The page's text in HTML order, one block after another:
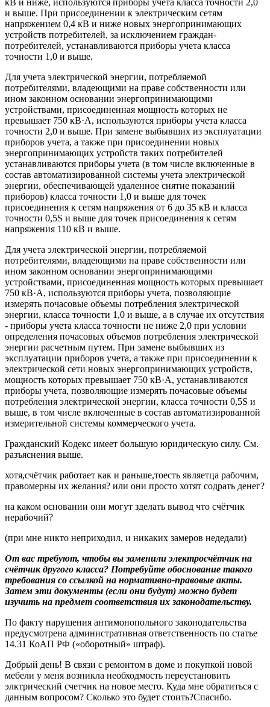
и выше. При присоединении к электрическим сетям
напряжением 0,4 кВ и ниже новых энергопринимающих
устройств потребителей, за исключением граждан-
потребителей, устанавливаются приборы учета класса
точности 1,0 и выше.
Для учета электрической энергии, потребляемой
потребителями, владеющими на праве собственности или
ином законном основании энергопринимающими
устройствами, присоединенная мощность которых не
превышает 750 кВ·А, используются приборы учета класса
точности 2,0 и выше. При замене выбывших из эксплуатации
приборов учета, а также при присоединении новых
энергопринимающих устройств таких потребителей
устанавливаются приборы учета (в том числе включенные в
состав автоматизированной системы учета электрической
энергии, обеспечивающей удаленное снятие показаний
приборов) класса точности 1,0 и выше для точек
присоединения к сетям напряжения от 6 до 35 кВ и класса
точности 0,5S и выше для точек присоединения к сетям
напряжения 110 кВ и выше.
Для учета электрической энергии, потребляемой
потребителями, владеющими на праве собственности или
ином законном основании энергопринимающими
устройствами, присоединенная мощность которых превышает
750 кВ·А, используются приборы учета, позволяющие
измерять почасовые объемы потребления электрической
энергии, класса точности 1,0 и выше, а в случае их отсутствия
- приборы учета класса точности не ниже 2,0 при условии
определения почасовых объемов потребления электрической
энергии расчетным путем. При замене выбывших из
эксплуатации приборов учета, а также при присоединении к
электрической сети новых энергопринимающих устройств,
мощность которых превышает 750 кВ·А, устанавливаются
приборы учета, позволяющие измерять почасовые объемы
потребления электрической энергии, класса точности 0,5S и
выше, в том числе включенные в состав автоматизированной
измерительной системы коммерческого учета.
Гражданский Кодекс имеет большую юридическую силу. См.
разъяснения выше.
хотя,счётчик работает как и раньше,тоесть являетца рабочим,
правомерны их желания? или они просто хотят содрать денег?
на каком основании они могут зделать вывод что счётчик
нерабочий?
(при мне никто неприходил, и никаких замеров недедали)
От вас требуют, чтобы вы заменили электросчётчик на
счётчик другого класса? Потребуйте обоснование такого
требования со ссылкой на нормативно-правовые акты.
Затем эти документы (если они будут) можно будет
изучить на предмет соответствия их законодательству.
По факту нарушения антимонопольного законодательства
предусмотрена административная ответственность по статье
14.31 КоАП РФ («оборотный» штраф).
Добрый день! В связи с ремонтом в доме и покупкой новой
мебели у меня возникла необходмость переустановить
элктрический счетчик на новое место. Куда мне обратиться с
данным вопросом? Сколько это будет стоить?Спасибо.